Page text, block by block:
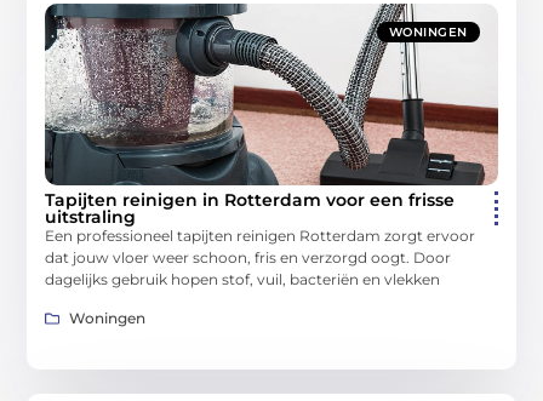
WONINGEN
Tapijten reinigen in Rotterdam voor een frisse
uitstraling
Een professioneel tapijten reinigen Rotterdam zorgt ervoor
dat jouw vloer weer schoon, fris en verzorgd oogt. Door
dagelijks gebruik hopen stof, vuil, bacteriën en vlekken
Woningen